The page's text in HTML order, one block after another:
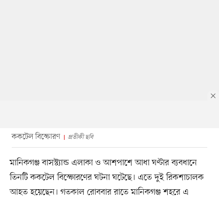
ককটেল বিস্ফোরণ প্রতীকী ছবি
মানিকগঞ্জ বাসস্ট্যান্ড এলাকা ও আশপাশে আধা ঘণ্টার ব্যবধানে
তিনটি ককটেল বিস্ফোরণের ঘটনা ঘটেছে। এতে দুই রিকশাচালক
আহত হয়েছেন। গতকাল রোববার রাতে মানিকগঞ্জ শহরে এ